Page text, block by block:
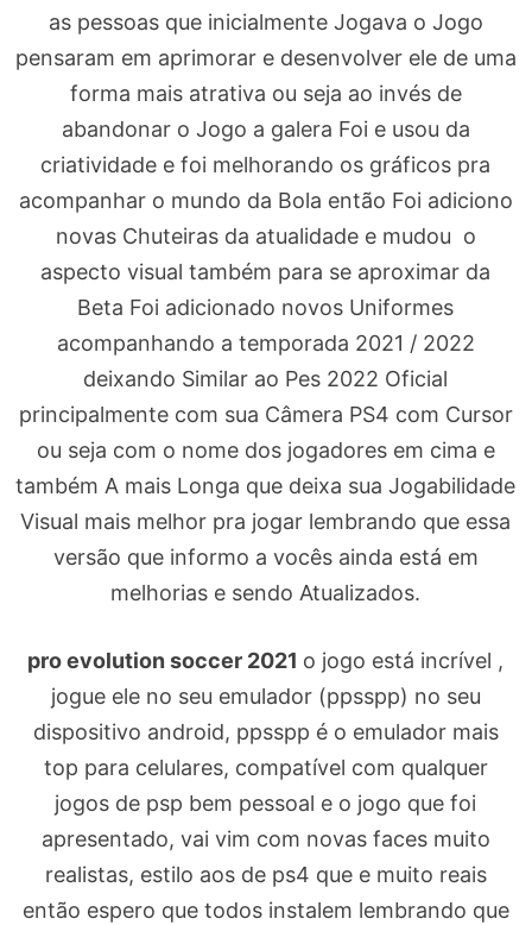
as pessoas que inicialmente Jogava o Jogo
pensaram em aprimorar e desenvolver ele de uma
forma mais atrativa ou seja ao invés de
abandonar o Jogo a galera Foi e usou da
criatividade e foi melhorando os gráficos pra
acompanhar o mundo da Bola então Foi adiciono
novas Chuteiras da atualidade e mudou o
aspecto visual também para se aproximar da
Beta Foi adicionado novos Uniformes
acompanhando a temporada 2021 / 2022
deixando Similar ao Pes 2022 Oficial
principalmente com sua Câmera PS4 com Cursor
ou seja com o nome dos jogadores em cima e
também A mais Longa que deixa sua Jogabilidade
Visual mais melhor pra jogar lembrando que essa
versão que informo a vocês ainda está em
melhorias e sendo Atualizados.
pro evolution soccer 2021 o jogo está incrível ,
jogue ele no seu emulador (ppsspp) no seu
dispositivo android, ppsspp é o emulador mais
top para celulares, compatível com qualquer
jogos de psp bem pessoal e o jogo que foi
apresentado, vai vim com novas faces muito
realistas, estilo aos de ps4 que e muito reais
então espero que todos instalem lembrando que